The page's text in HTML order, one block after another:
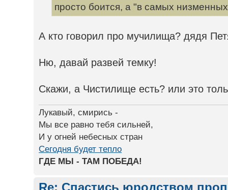
просто боится, а "в самых
А кто говорил про мучилища? дядя
Ню, давай развей темку!
Скажи, а Чистилище есть? или это
Лукавый, смирись -
Мы все равно тебя сильней,
И у огней небесных стран
Сегодня будет тепло
ГДЕ МЫ - ТАМ ПОБЕДА!